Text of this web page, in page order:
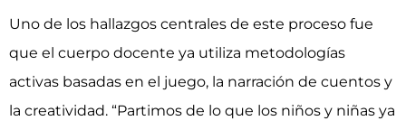
Uno de los hallazgos centrales de este proceso fue
que el cuerpo docente ya utiliza metodologías
activas basadas en el juego, la narración de cuentos y
la creatividad. “Partimos de lo que los niños y niñas ya